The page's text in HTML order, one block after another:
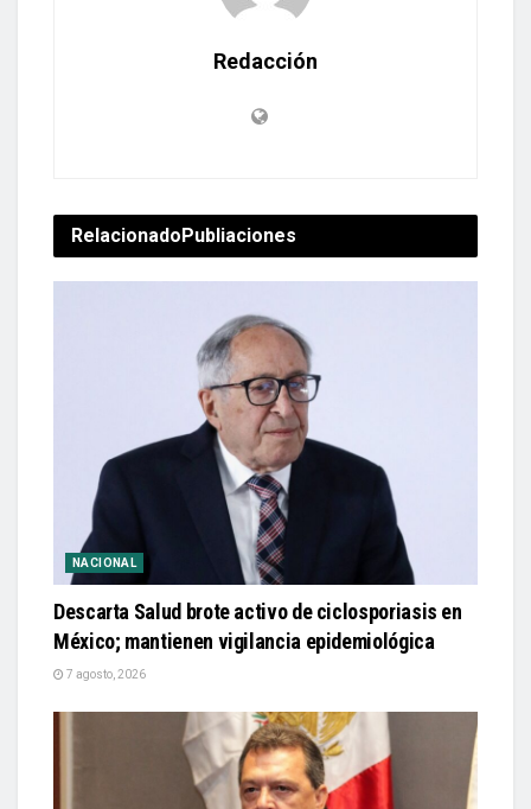
Redacción
RelacionadoPubliaciones
NACIONAL
Descarta Salud brote activo de ciclosporiasis en
México; mantienen vigilancia epidemiológica
7 agosto, 2026